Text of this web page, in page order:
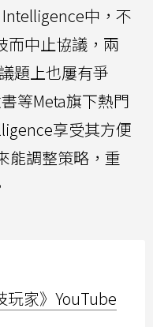
中，不
而中止協議，兩
題上也屢有爭
等Meta旗下熱門
享受其方便
能調整策略，重
玩家》YouTube